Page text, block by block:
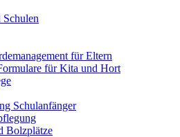
für Eltern
für Kita und Hort
Schulanfänger
Bolzplätze